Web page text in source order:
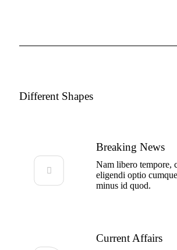
Different Shapes
Breaking News
Nam libero tempore,
eligendi optio
minus id quod.
Current Affairs